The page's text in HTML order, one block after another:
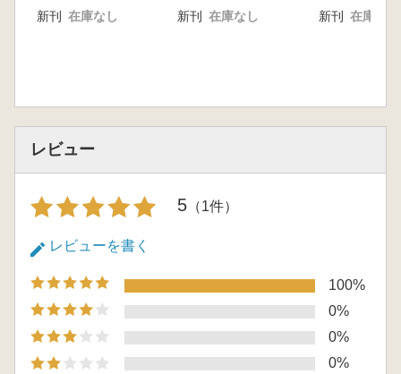
新刊 在庫なし 新刊 在庫なし 新刊 在庫なし
レビュー
5 （1件）
レビューを書く
100%
0%
0%
0%